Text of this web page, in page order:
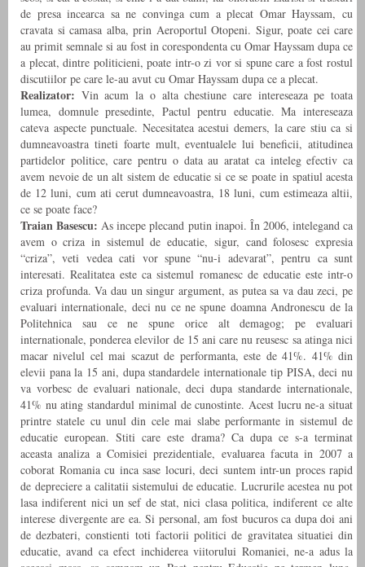
de presa incearca sa ne convinga cum a plecat Omar Hayssam, cu
cravata si camasa alba, prin Aeroportul Otopeni. Sigur, poate cei care
au primit semnale si au fost in corespondenta cu Omar Hayssam dupa ce
a plecat, dintre politicieni, poate intr-o zi vor si spune care a fost rostul
discutiilor pe care le-au avut cu Omar Hayssam dupa ce a plecat.
Realizator: Vin acum la o alta chestiune care intereseaza pe toata
lumea, domnule presedinte, Pactul pentru educatie. Ma intereseaza
cateva aspecte punctuale. Necesitatea acestui demers, la care stiu ca si
dumneavoastra tineti foarte mult, eventualele lui beneficii, atitudinea
partidelor politice, care pentru o data au aratat ca inteleg efectiv ca
avem nevoie de un alt sistem de educatie si ce se poate in spatiul acesta
de 12 luni, cum ati cerut dumneavoastra, 18 luni, cum estimeaza altii,
ce se poate face?
Traian Basescu: As incepe plecand putin inapoi. În 2006, intelegand ca
avem o criza in sistemul de educatie, sigur, cand folosesc expresia
“criza”, veti vedea cati vor spune “nu-i adevarat”, pentru ca sunt
interesati. Realitatea este ca sistemul romanesc de educatie este intr-o
criza profunda. Va dau un singur argument, as putea sa va dau zeci, pe
evaluari internationale, deci nu ce ne spune doamna Andronescu de la
Politehnica sau ce ne spune orice alt demagog; pe evaluari
internationale, ponderea elevilor de 15 ani care nu reusesc sa atinga nici
macar nivelul cel mai scazut de performanta, este de 41%. 41% din
elevii pana la 15 ani, dupa standardele internationale tip PISA, deci nu
va vorbesc de evaluari nationale, deci dupa standarde internationale,
41% nu ating standardul minimal de cunostinte. Acest lucru ne-a situat
printre statele cu unul din cele mai slabe performante in sistemul de
educatie european. Stiti care este drama? Ca dupa ce s-a terminat
aceasta analiza a Comisiei prezidentiale, evaluarea facuta in 2007 a
coborat Romania cu inca sase locuri, deci suntem intr-un proces rapid
de depreciere a calitatii sistemului de educatie. Lucrurile acestea nu pot
lasa indiferent nici un sef de stat, nici clasa politica, indiferent ce alte
interese divergente are ea. Si personal, am fost bucuros ca dupa doi ani
de dezbateri, constienti toti factorii politici de gravitatea situatiei din
educatie, avand ca efect inchiderea viitorului Romaniei, ne-a adus la